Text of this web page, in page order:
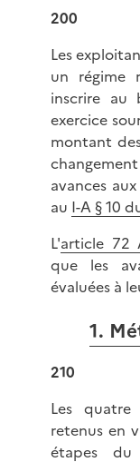
200
Les
un régime
inscrire au
exercice
montant
avances
au I-A § 10
L'article 72
que les
évaluées à
1.
210
Les
retenus en
étapes du